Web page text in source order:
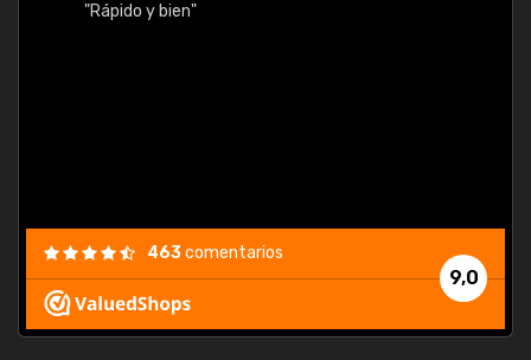
"Rápido y bien"
9,0
463comentarios